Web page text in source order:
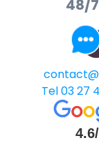
48/
Tel 03 27